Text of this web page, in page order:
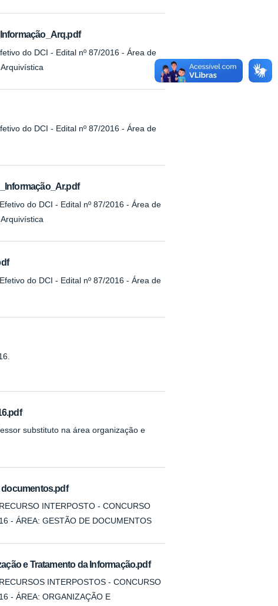
do DCI - Edital nº 87/2016 - Área de
do DCI - Edital nº 87/2016 - Área de
do DCI - Edital nº 87/2016 - Área de
do DCI - Edital nº 87/2016 - Área de
substituto na área organização e
documentos.pdf
INTERPOSTO - CONCURSO
- ÁREA: GESTÃO DE DOCUMENTOS
e Tratamento da Informação.pdf
INTERPOSTOS - CONCURSO
- ÁREA: ORGANIZAÇÃO E